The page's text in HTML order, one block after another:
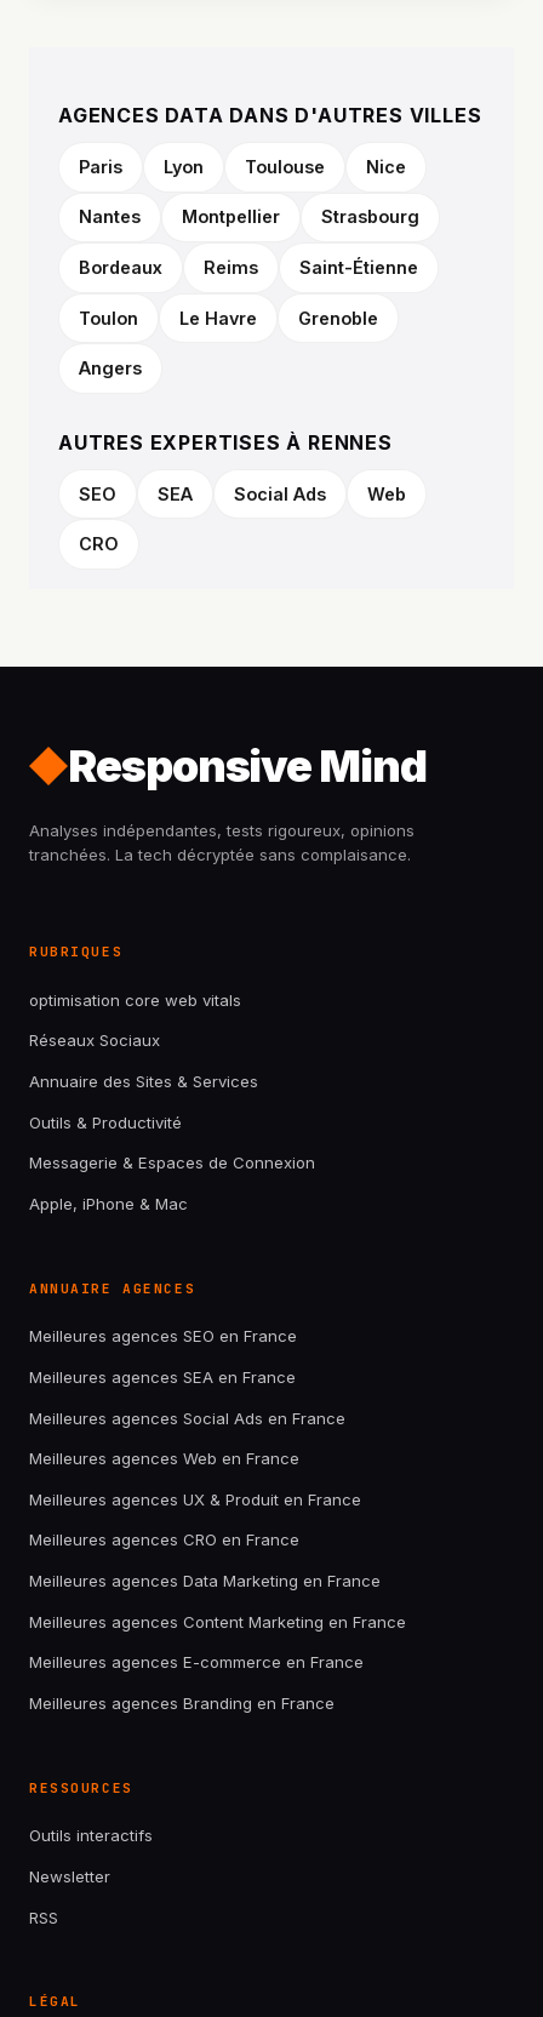
AGENCES DATA DANS D'AUTRES VILLES
Paris Lyon Toulouse Nice
Nantes Montpellier Strasbourg
Bordeaux Reims Saint-Étienne
Toulon Le Havre Grenoble
Angers
AUTRES EXPERTISES À RENNES
SEO SEA Social Ads Web
CRO
Responsive Mind
Analyses indépendantes, tests rigoureux, opinions
tranchées. La tech décryptée sans complaisance.
RUBRIQUES
optimisation core web vitals
Réseaux Sociaux
Annuaire des Sites & Services
Outils & Productivité
Messagerie & Espaces de Connexion
Apple, iPhone & Mac
ANNUAIRE AGENCES
Meilleures agences SEO en France
Meilleures agences SEA en France
Meilleures agences Social Ads en France
Meilleures agences Web en France
Meilleures agences UX & Produit en France
Meilleures agences CRO en France
Meilleures agences Data Marketing en France
Meilleures agences Content Marketing en France
Meilleures agences E-commerce en France
Meilleures agences Branding en France
RESSOURCES
Outils interactifs
Newsletter
RSS
LÉGAL